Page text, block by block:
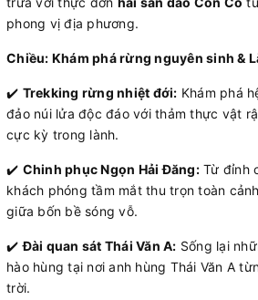
phong vị địa phương.
Chiều: Khám phá rừng nguyên sinh &
✔️ Trekking rừng nhiệt đới: Khám phá
đảo núi lửa độc đáo với thảm thực vật
cực kỳ trong lành.
✔️ Chinh phục Ngọn Hải Đăng:Từ đỉnh
khách phóng tầm mắt thu trọn toàn
giữa bốn bề sóng vỗ.
✔️Đài quan sát Thái Văn A: Sống lại
hào hùng tại nơi anh hùng Thái Văn A
trời.